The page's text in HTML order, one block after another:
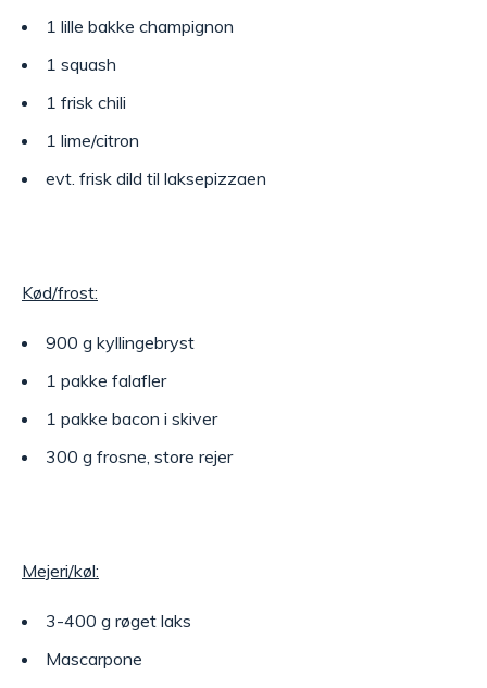
1 lille bakke champignon
1 squash
1 frisk chili
1 lime/citron
evt. frisk dild til laksepizzaen
Kød/frost:
900 g kyllingebryst
1 pakke falafler
1 pakke bacon i skiver
300 g frosne, store rejer
Mejeri/køl:
3-400 g røget laks
Mascarpone